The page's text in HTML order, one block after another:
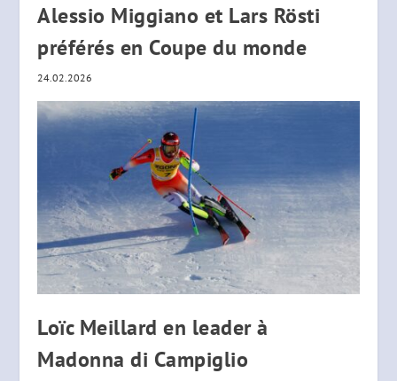
Alessio Miggiano et Lars Rösti
préférés en Coupe du monde
24.02.2026
Loïc Meillard en leader à
Madonna di Campiglio